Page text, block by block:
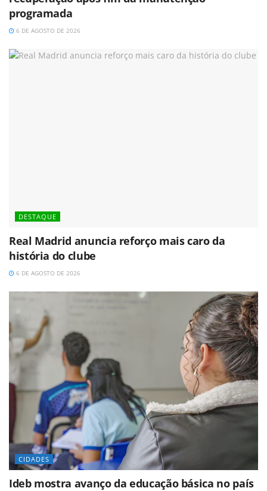
programada
6 DE AGOSTO DE 2026
DESTAQUE
Real Madrid anuncia reforço mais caro da
história do clube
6 DE AGOSTO DE 2026
CIDADES
Ideb mostra avanço da educação básica no país